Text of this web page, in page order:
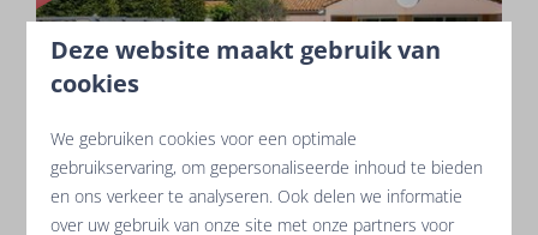
Vanaf
Acacia 6 superior met zwembad en
Deze website maakt gebruik van
cookies
We gebruiken cookies voor een optimale
gebruikservaring, om gepersonaliseerde inhoud te bieden
en ons verkeer te analyseren. Ook delen we informatie
over uw gebruik van onze site met onze partners voor